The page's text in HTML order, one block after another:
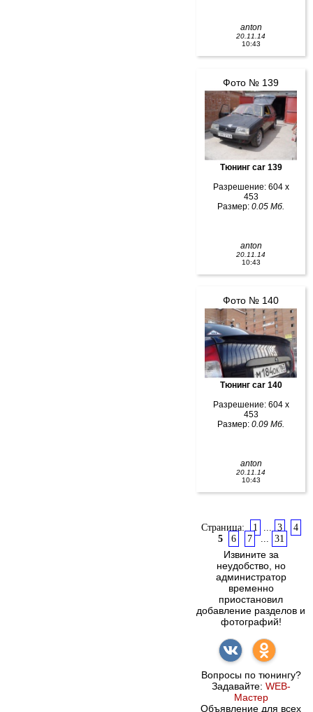
anton
20.11.14
10:43
Фото № 139
Тюнинг car 139
Разрешение: 604 x
453
Размер: 0.05 Мб.
anton
20.11.14
10:43
Фото № 140
Тюнинг car 140
Разрешение: 604 x
453
Размер: 0.09 Мб.
anton
20.11.14
10:43
Страница: 1 ... 3
4
5
6 7 ... 31
Извините за
неудобство, но
администратор
временно
приостановил
добавление разделов и
фотографий!
Вопросы по тюнингу?
Задавайте: WEB-
Мастер
Объявление для всех